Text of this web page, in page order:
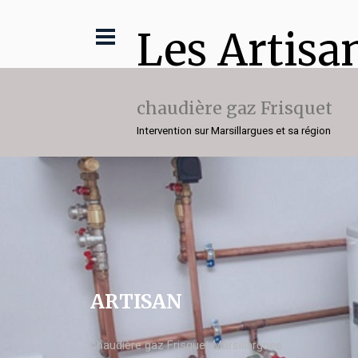
Les
chaudière gaz Frisquet
Intervention sur Marsillargues et sa région
ARTISAN
chaudière gaz Frisquet Marsillargues